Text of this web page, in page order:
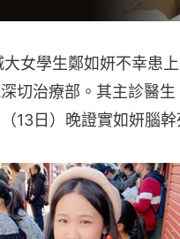
女學生鄭如妍不幸患
切治療部。其主診醫
13日）晚證實如妍腦幹